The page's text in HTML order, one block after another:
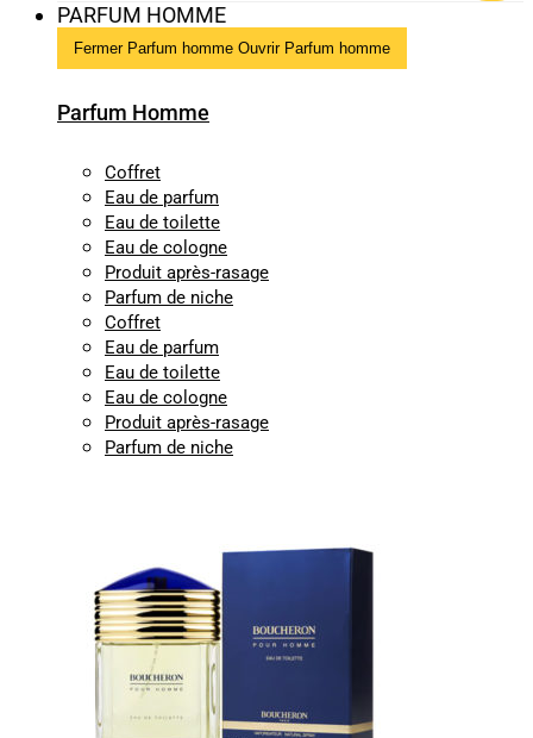
PARFUM HOMME
Fermer Parfum homme Ouvrir Parfum homme
Parfum Homme
Coffret
Eau de parfum
Eau de toilette
Eau de cologne
Produit après-rasage
Parfum de niche
Coffret
Eau de parfum
Eau de toilette
Eau de cologne
Produit après-rasage
Parfum de niche